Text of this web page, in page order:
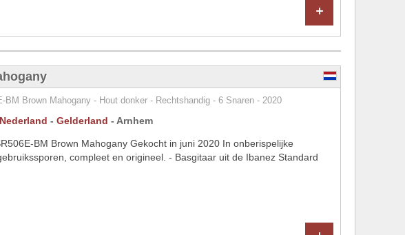
+
BM Brown Mahogany - Hout donker - Rechtshandig - 6 Snaren - 2020
Nederland - Gelderland - Arnhem
BM Brown Mahogany Gekocht in juni 2020 In onberispelijke
compleet en origineel. - Basgitaar uit de Ibanez Standard